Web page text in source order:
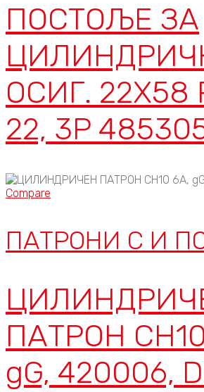
ПОСТОЉЕ ЗА
ОСИГ. 22X58
22, 3P
Compare
ПАТРОНИ C И
ПАТРОН
gG, 420006,